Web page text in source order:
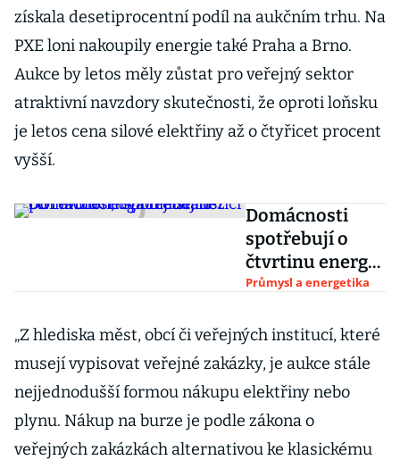
získala desetiprocentní podíl na aukčním trhu. Na
PXE loni nakoupily energie také Praha a Brno.
Aukce by letos měly zůstat pro veřejný sektor
atraktivní navzdory skutečnosti, že oproti loňsku
je letos cena silové elektřiny až o čtyřicet procent
vyšší.
Domácnosti
spotřebují o
čtvrtinu energií
méně, než po
uvádějí
statistici
Průmysl a energetika
„Z hlediska měst, obcí či veřejných institucí, které
musejí vypisovat veřejné zakázky, je aukce stále
nejjednodušší formou nákupu elektřiny nebo
plynu. Nákup na burze je podle zákona o
veřejných zakázkách alternativou ke klasickému